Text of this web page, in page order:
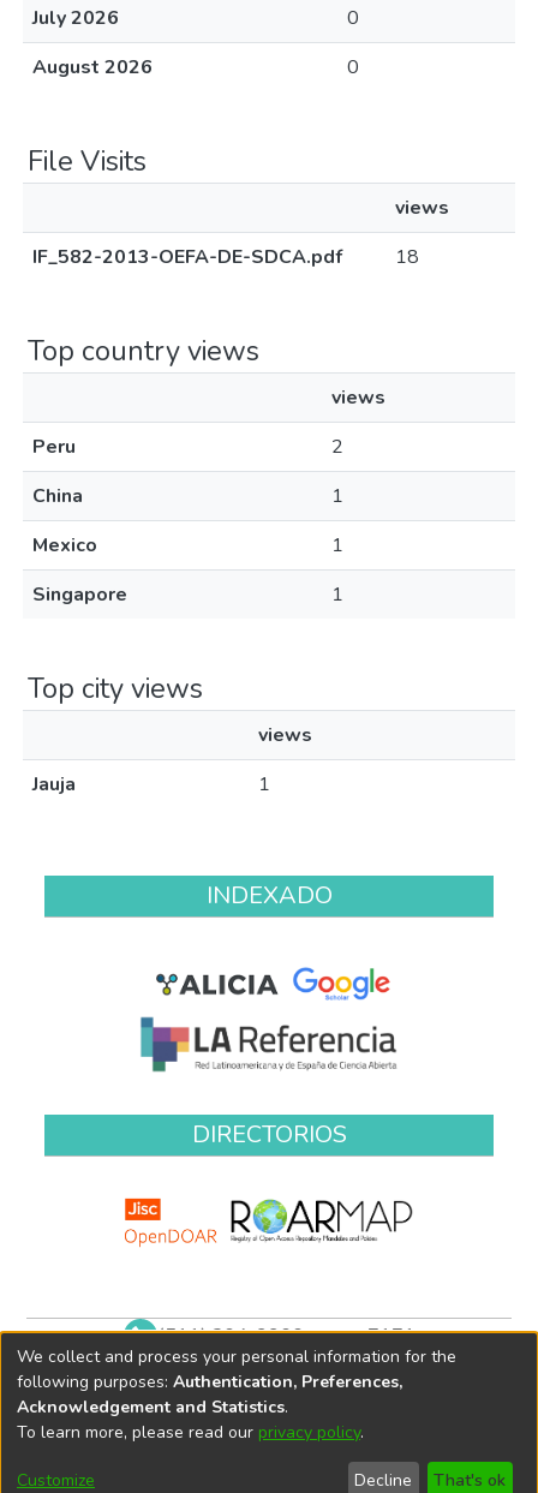
July 2026
0
August 2026
0
File Visits
views
IF_582-2013-OEFA-DE-SDCA.pdf
18
Top country views
views
Peru
2
China
1
Mexico
1
Singapore
1
Top city views
views
Jauja
1
INDEXADO
DIRECTORIOS
(511) 204-9900 anexo 7171
biblioteca@oefa.gob.pe
We collect and process your personal information for the
following purposes: Authentication, Preferences,
Acknowledgement and Statistics.
To learn more, please read our privacy policy.
Customize Decline That's ok